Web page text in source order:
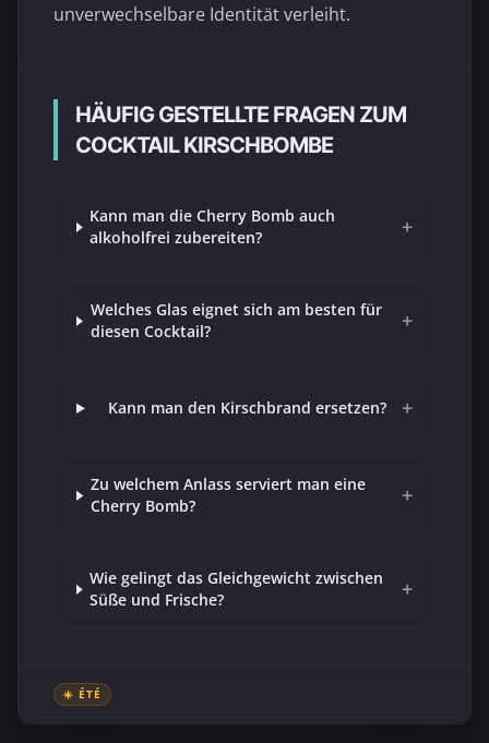
unverwechselbare Identität verleiht.
HÄUFIG GESTELLTE FRAGEN ZUM
COCKTAIL KIRSCHBOMBE
Kann man die Cherry Bomb auch
alkoholfrei zubereiten?
+
Welches Glas eignet sich am besten für
diesen Cocktail?
+
Kann man den Kirschbrand ersetzen? +
Zu welchem Anlass serviert man eine
Cherry Bomb?
+
Wie gelingt das Gleichgewicht zwischen
Süße und Frische?
+
☀️ ÉTÉ